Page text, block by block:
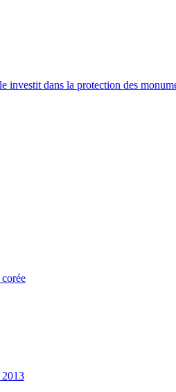
investit dans la protection des